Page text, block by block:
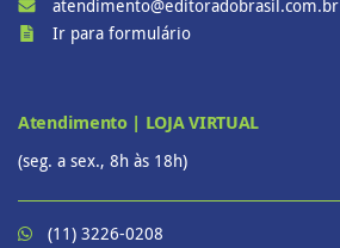
atendimento@editoradobrasil.com.br
Ir para formulário
Atendimento | LOJA VIRTUAL
(seg. a sex., 8h às 18h)
(11) 3226-0208